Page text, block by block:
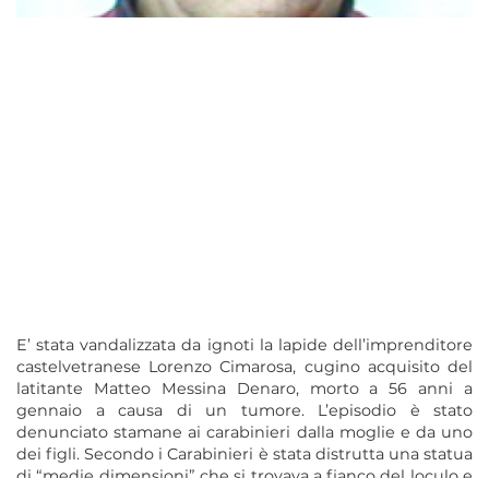
E’ stata vandalizzata da ignoti la lapide dell’imprenditore
castelvetranese Lorenzo Cimarosa, cugino acquisito del
latitante Matteo Messina Denaro, morto a 56 anni a
gennaio a causa di un tumore. L’episodio è stato
denunciato stamane ai carabinieri dalla moglie e da uno
dei figli. Secondo i Carabinieri è stata distrutta una statua